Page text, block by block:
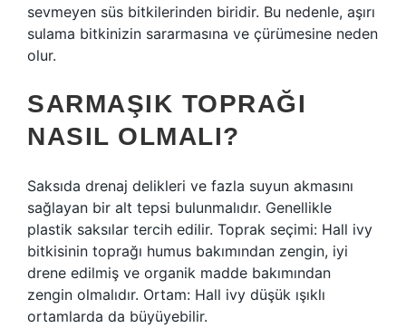
sevmeyen süs bitkilerinden biridir. Bu nedenle, aşırı
sulama bitkinizin sararmasına ve çürümesine neden
olur.
SARMAŞIK TOPRAĞI
NASIL OLMALI?
Saksıda drenaj delikleri ve fazla suyun akmasını
sağlayan bir alt tepsi bulunmalıdır. Genellikle
plastik saksılar tercih edilir. Toprak seçimi: Hall ivy
bitkisinin toprağı humus bakımından zengin, iyi
drene edilmiş ve organik madde bakımından
zengin olmalıdır. Ortam: Hall ivy düşük ışıklı
ortamlarda da büyüyebilir.